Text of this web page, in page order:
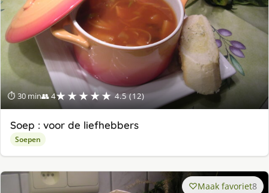
⏱ 30 min👥 4★★★★★ 4.5 (12)
Soep : voor de liefhebbers
Soepen
Maak favoriet8